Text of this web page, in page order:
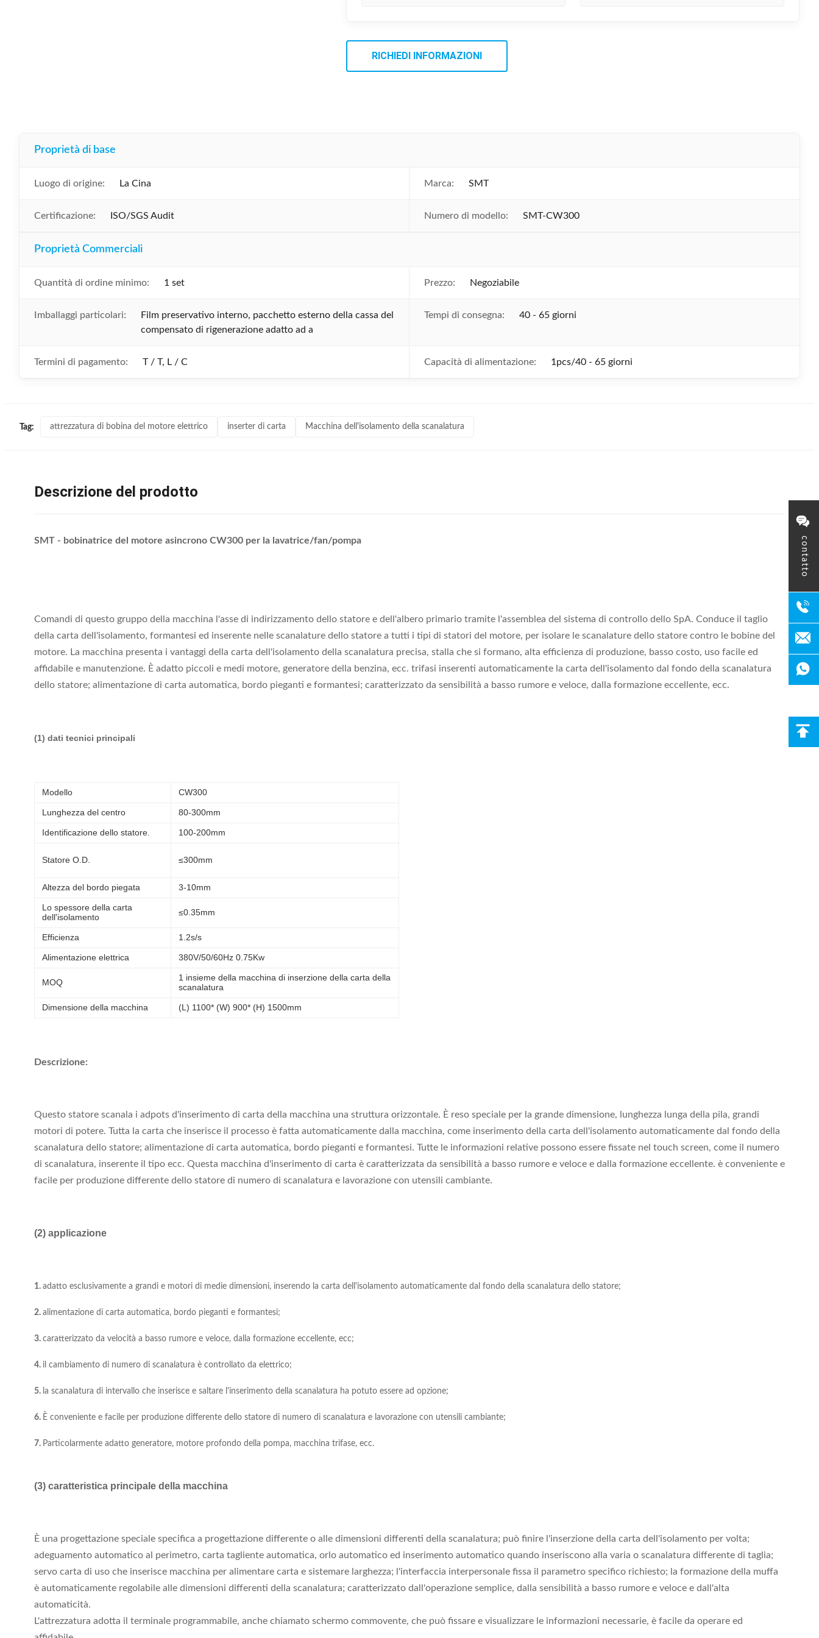
contatto
RICHIEDI INFORMAZIONI
Proprietà di base
Luogo di origine: La Cina Marca: SMT
Certificazione: ISO/SGS Audit Numero di modello: SMT-CW300
Proprietà Commerciali
Quantità di ordine minimo: 1 set Prezzo: Negoziabile
Imballaggi particolari:
Film preservativo interno, pacchetto esterno della cassa del
compensato di rigenerazione adatto ad a
Tempi di consegna: 40 - 65 giorni
Termini di pagamento: T / T, L / C Capacità di alimentazione: 1pcs/40 - 65 giorni
Tag: attrezzatura di bobina del motore elettrico inserter di carta Macchina dell'isolamento della scanalatura
Descrizione del prodotto
SMT - bobinatrice del motore asincrono CW300 per la lavatrice/fan/pompa
Comandi di questo gruppo della macchina l'asse di indirizzamento dello statore e dell'albero primario tramite l'assemblea del sistema di controllo dello SpA. Conduce il taglio
della carta dell'isolamento, formantesi ed inserente nelle scanalature dello statore a tutti i tipi di statori del motore, per isolare le scanalature dello statore contro le bobine del
motore. La macchina presenta i vantaggi della carta dell'isolamento della scanalatura precisa, stalla che si formano, alta efficienza di produzione, basso costo, uso facile ed
affidabile e manutenzione. È adatto piccoli e medi motore, generatore della benzina, ecc. trifasi inserenti automaticamente la carta dell'isolamento dal fondo della scanalatura
dello statore; alimentazione di carta automatica, bordo pieganti e formantesi; caratterizzato da sensibilità a basso rumore e veloce, dalla formazione eccellente, ecc.
(1) dati tecnici principali
Modello CW300
Lunghezza del centro 80-300mm
Identificazione dello statore. 100-200mm
Statore O.D. ≤300mm
Altezza del bordo piegata 3-10mm
Lo spessore della carta
dell'isolamento
≤0.35mm
Efficienza 1.2s/s
Alimentazione elettrica 380V/50/60Hz 0.75Kw
MOQ
1 insieme della macchina di inserzione della carta della
scanalatura
Dimensione della macchina (L) 1100* (W) 900* (H) 1500mm
Descrizione:
Questo statore scanala i adpots d'inserimento di carta della macchina una struttura orizzontale. È reso speciale per la grande dimensione, lunghezza lunga della pila, grandi
motori di potere. Tutta la carta che inserisce il processo è fatta automaticamente dalla macchina, come inserimento della carta dell'isolamento automaticamente dal fondo della
scanalatura dello statore; alimentazione di carta automatica, bordo pieganti e formantesi. Tutte le informazioni relative possono essere fissate nel touch screen, come il numero
di scanalatura, inserente il tipo ecc. Questa macchina d'inserimento di carta è caratterizzata da sensibilità a basso rumore e veloce e dalla formazione eccellente. è conveniente e
facile per produzione differente dello statore di numero di scanalatura e lavorazione con utensili cambiante.
(2) applicazione
1. adatto esclusivamente a grandi e motori di medie dimensioni, inserendo la carta dell'isolamento automaticamente dal fondo della scanalatura dello statore;
2. alimentazione di carta automatica, bordo pieganti e formantesi;
3. caratterizzato da velocità a basso rumore e veloce, dalla formazione eccellente, ecc;
4. il cambiamento di numero di scanalatura è controllato da elettrico;
5. la scanalatura di intervallo che inserisce e saltare l'inserimento della scanalatura ha potuto essere ad opzione;
6. È conveniente e facile per produzione differente dello statore di numero di scanalatura e lavorazione con utensili cambiante;
7. Particolarmente adatto generatore, motore profondo della pompa, macchina trifase, ecc.
(3) caratteristica principale della macchina
È una progettazione speciale specifica a progettazione differente o alle dimensioni differenti della scanalatura; può finire l'inserzione della carta dell'isolamento per volta;
adeguamento automatico al perimetro, carta tagliente automatica, orlo automatico ed inserimento automatico quando inseriscono alla varia o scanalatura differente di taglia;
servo carta di uso che inserisce macchina per alimentare carta e sistemare larghezza; l'interfaccia interpersonale fissa il parametro specifico richiesto; la formazione della muffa
è automaticamente regolabile alle dimensioni differenti della scanalatura; caratterizzato dall'operazione semplice, dalla sensibilità a basso rumore e veloce e dall'alta
automaticità.
L'attrezzatura adotta il terminale programmabile, anche chiamato schermo commovente, che può fissare e visualizzare le informazioni necessarie, è facile da operare ed